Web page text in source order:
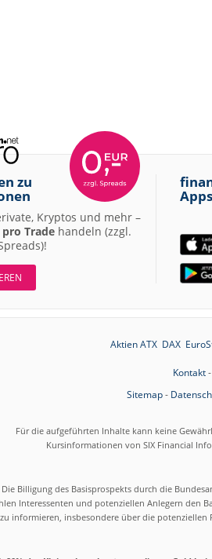
zu
Kryptos und mehr –
pro Trade handeln (zzgl.
Apps
Aktien ATX DAX
Kontakt-
Sitemap-
Für die aufgeführten Inhalte kann keine
Kursinformationen von SIX Financial
Billigung des Basisprospekts durch die
Interessenten und potenziellen Anlegern den
informieren, insbesondere über die potenziellen